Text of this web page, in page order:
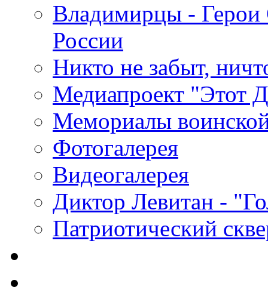
Владимирцы - Герои
России
Никто не забыт,
Медиапроект "Этот
Мемориалы
Фотогалерея
Видеогалерея
Диктор Левитан -
Патриотический